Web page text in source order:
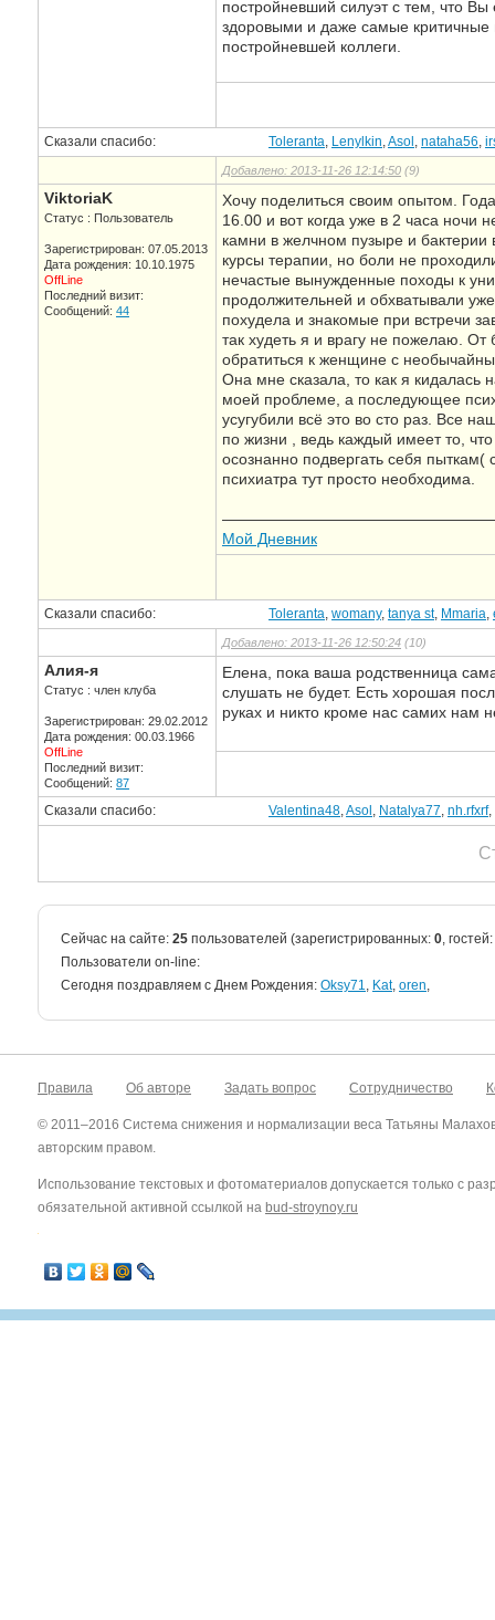
постройневший силуэт с тем, что
здоровыми и даже самые критичные
постройневшей коллеги.
Сказали спасибо: Toleranta, Lenylkin,Asol , nataha56,
Добавлено: 2013-11-26 12:14:50 (9)
ViktoriaK
Статус : Пользователь
Зарегистрирован: 07.05.2013
Дата рождения: 10.10.1975
OffLine
Последний визит:
Сообщений: 44
Хочу поделиться своим опытом.
16.00 и вот когда уже в 2 часа ночи
камни в желчном пузыре и
курсы терапии, но боли не
нечастые вынужденные походы к
продолжительней и обхватывали
похудела и знакомые при встречи
так худеть я и врагу не пожелаю. От
обратиться к женщине с
Она мне сказала, то как я кидалась
моей проблеме, а последующее
усугубили всё это во сто раз. Все
по жизни , ведь каждый имеет то,
осознанно подвергать себя
психиатра тут просто необходима.
Мой Дневник
Сказали спасибо: Toleranta, womany, tanya st, Mmaria,
Добавлено: 2013-11-26 12:50:24 (10)
Алия-я
Статус : член клуба
Зарегистрирован: 29.02.2012
Дата рождения: 00.03.1966
OffLine
Последний визит:
Сообщений: 87
Елена, пока ваша родственница
слушать не будет. Есть хорошая
руках и никто кроме нас самих нам
Сказали спасибо: Valentina48,Asol , Natalya77, nh.rfxrf,
Сейчас на сайте: 25 пользователей (зарегистрированных: 0, гостей:
Пользователи on-line:
Cегодня поздравляем с Днем Рождения: Oksy71, Kat, oren,
Правила Об авторе Задать вопрос Сотрудничество
© 2011–2016 Система снижения и нормализации веса Татьяны
авторским правом.
Использование текстовых и фотоматериалов допускается только с
обязательной активной ссылкой на bud-stroynoy.ru